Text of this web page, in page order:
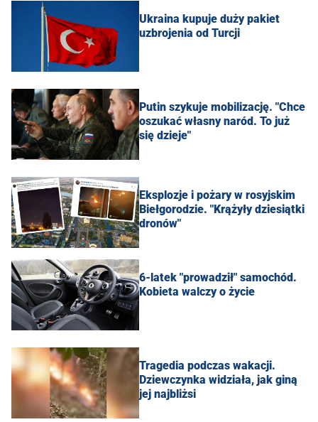
Ukraina kupuje duży pakiet
uzbrojenia od Turcji
Putin szykuje mobilizację. "Chce
oszukać własny naród. To już
się dzieje"
Eksplozje i pożary w rosyjskim
Biełgorodzie. "Krążyły dziesiątki
dronów"
6-latek "prowadził" samochód.
Kobieta walczy o życie
Tragedia podczas wakacji.
Dziewczynka widziała, jak giną
jej najbliżsi